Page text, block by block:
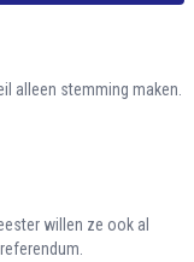
alleen stemming maken.
willen ze ook al